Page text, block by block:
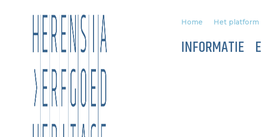
Home Het platform
INFORMATIE